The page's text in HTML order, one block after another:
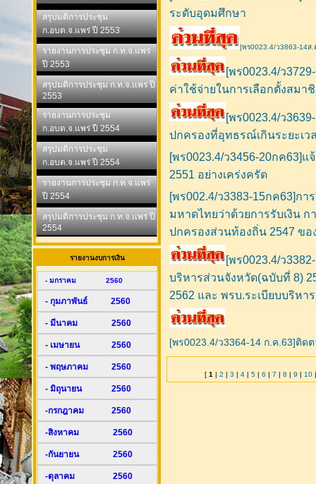
สรุปมติการประชุม
ก.อบต.จ.แพร่ ปี 2553
รายงานการประชุม ก.ท.จ.แพร่
ปี 2553
สรุปมติการประชุม ก.ท.จ.แพร่ ปี
2553
รายงานการประชุม
ก.อบต.จ.แพร่ ปี 2554
สรุปมติการประชุม
ก.อบต.จ.แพร่ ปี 2554
รายงานการประชุม ก.ท.จ.แพร่
ปี 2554
สรุปมติการประชุม ก.ท.จ.แพร่ ปี
2554
รายงานงบการเงิน
- มกราคม 2560
- กุมภาพันธ์ 2560
- มีนาคม 2560
- เมษายน 2560
- พฤษภาคม 2560
- มิถุนายน 2560
-กรกฎาคม 2560
-สิงหาคม 2560
-กันยายน 2560
-ตุลาคม 2560
ระดับอุดมศึกษา
[พร0023.4/ว3863-14ส.
[พร0023.4/ว
ค่าใช้จ่ายในการเลือกตั้งสม
[พร0023.4/ว
ปกครองที่อุทธรณ์เกินระยะเ
[พร0023.4/ว3456-20กค
2551 อย่างเคร่งครัด
[พร002.4/ว3383-15กค63]ก
มหาดไทยว่าด้วยการรับเงิน ก
ปกครองส่วนท้องถิ่น 2547 ขอ
[พร0023.4/ว
บริหารส่วนจังหวัด(ฉบับที่ 8)
2562 และ พรบ.ระเบียบบริหา
[พร0023.4/ว3364-14 ก.ค.63]ติด
[ 1 | 2 | 3 | 4| 5| 6 | 7 | 8 | 9 | 10